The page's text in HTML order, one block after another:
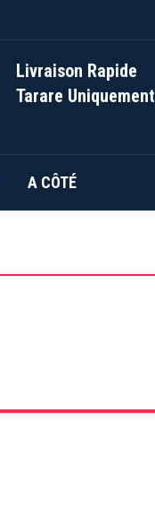
Livraison Rapide
Tarare Uniquement
A CÔTÉ